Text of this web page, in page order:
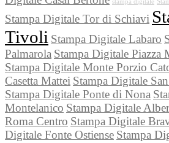
stampa digitale
Stampa Digitale Tor di Schiavi
Tivoli Stampa Digitale Labaro
Palmarola Stampa Digitale Piazza
Stampa Digitale Monte Porzio
Casetta Mattei Stampa Digitale
Stampa Digitale Ponte di Nona
Montelanico Stampa Digitale
Roma Centro Stampa Digitale
Digitale Fonte Ostiense Stampa